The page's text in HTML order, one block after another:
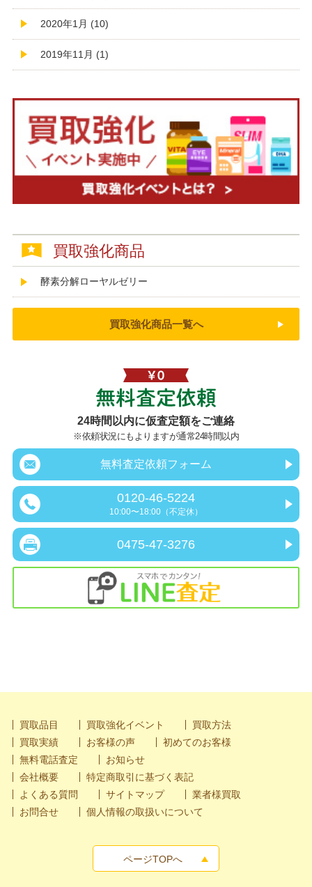
2020年1月 (10)
2019年11月 (1)
買取強化商品
酵素分解ローヤルゼリー
買取強化商品一覧へ
24時間以内に仮査定額をご連絡
※依頼状況にもよりますが通常24時間以内
無料査定依頼フォーム
0120-46-5224
10:00〜18:00（不定休）
0475-47-3276
買取品目 買取強化イベント
買取方法
買取実績
お客様の声
初めてのお客様
無料電話査定
お知らせ
会社概要
特定商取引に基づく表記
よくある質問
サイトマップ
業者様買取
お問合せ
個人情報の取扱いについて
ページTOPへ